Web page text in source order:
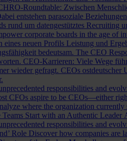
Roundtable: Zwischen
entstehen parasoziale
rund um datengestütztes Recruiting
corporate boards in the age of
eines neuen Profils Leistung und
bedeutsam. The CEO
CEO-Karrieren: Viele Wege
wieder gefragt. CEOs ostdeutscher
responsibilities and
CFOs aspire to be CEOs—either
where the organization
Start with an Authentic Leader
responsibilities and
Role Discover how companies are